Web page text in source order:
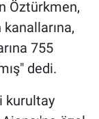
Öztürkmen,
755
dedi.
kurultay